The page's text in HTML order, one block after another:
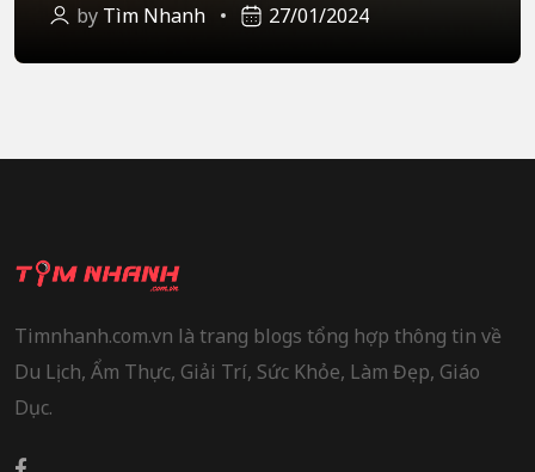
by Tìm Nhanh 27/01/2024
Timnhanh.com.vn là trang blogs tổng hợp thông tin về
Du Lịch, Ẩm Thực, Giải Trí, Sức Khỏe, Làm Đẹp, Giáo
Dục.